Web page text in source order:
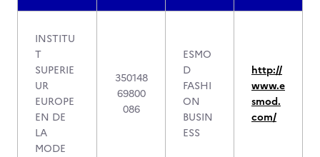
INSTITU
T
SUPERIE
UR
EUROPE
EN DE
LA
MODE
350148
69800
086
ESMO
D
FASHI
ON
BUSIN
ESS
http://
www.e
smod.
com/